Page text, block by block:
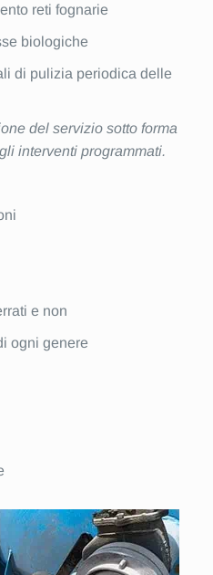
reti fognarie
biologiche
di pulizia periodica delle
del servizio sotto forma
interventi programmati.
e non
ogni genere